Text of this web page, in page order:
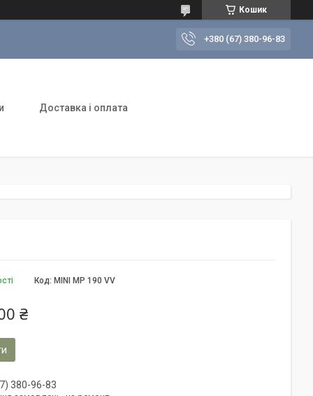
Кошик
+380 (67) 380-96-83
Доставка і оплата
Код: MINI MP 190 VV
₴
380-96-83